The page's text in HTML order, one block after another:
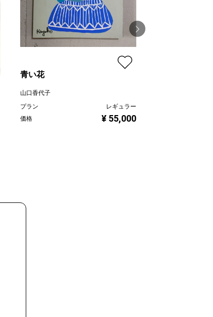
青い花
山口香代子
プラン
レギュラー
価格
¥ 55,000